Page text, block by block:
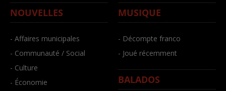
NOUVELLES
- Affaires municipales
- Communauté / Social
- Culture
- Économie
MUSIQUE
- Décompte franco
- Joué récemment
BALADOS